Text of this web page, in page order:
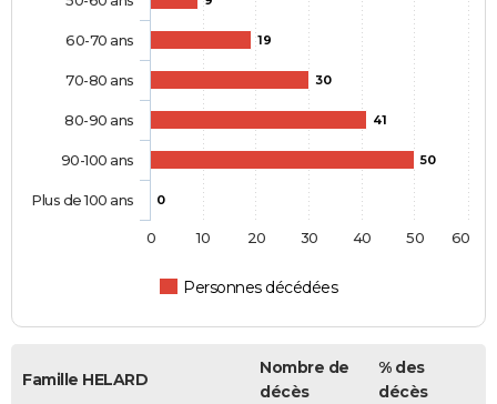
19
30
41
50
0
Personnes décédées
60-70 ans
70-80 ans
80-90 ans
90-100 ans
Plus de 100 ans
0 10 20 30 40 50 60
Famille HELARD
Nombre de
décès
% des
décès